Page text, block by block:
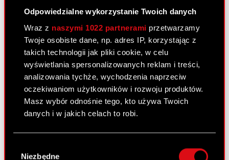
Odpowiedzialne wykorzystanie Twoich danych
Wraz z naszymi 1022 partnerami przetwarzamy
Twoje osobiste dane, np. adres IP, korzystając z
takich technologii jak pliki cookie, w celu
wyświetlania spersonalizowanych reklam i treści,
analizowania tychże, wychodzenia naprzeciw
oczekiwaniom użytkowników i rozwoju produktów.
Masz wybór odnośnie tego, kto używa Twoich
danych i w jakich celach to robi.
Gromadzić dane dotyczące Twojej
zgody
Niezbędne
Temat: Rozpoczęcie skupu akcji własnych Spółki
Podstawa prawna: Art. 5 ust. 1 lit. a)
Rozporządzenia Parlamentu Europejskiego i Rady
(UE) nr 596/2014 z dnia 16 kwietnia 2014 r. w
sprawie nadużyć na rynku (MAR) w…Czytaj dalej
PDF ESPI - RB 14/2025
Raport bieżący nr 13/2025